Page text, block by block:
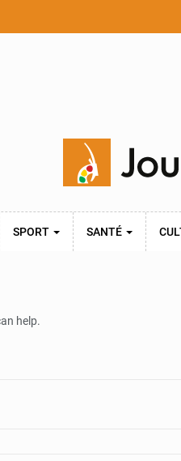
SPORT SANTÉ
help.